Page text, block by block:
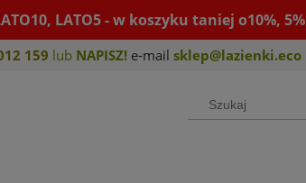
LATO5 - w koszyku taniej o10%, 5%
159 lub NAPISZ! e-mail sklep@lazienki.eco